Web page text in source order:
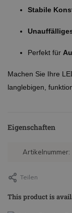
Stabile
Perfekt für
Machen Sie Ihre
langlebigen,
Eigenschaften
Artikelnummer:
Teilen
This product is